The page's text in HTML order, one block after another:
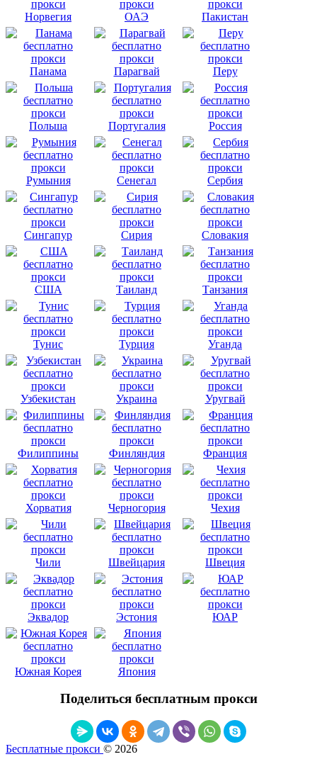
Норвегия ОАЭ Пакистан
Панама Парагвай Перу
Польша Португалия Россия
Румыния Сенегал Сербия
Сингапур Сирия Словакия
США Таиланд Танзания
Тунис Турция Уганда
Узбекистан Украина Уругвай
Филиппины Финляндия Франция
Хорватия Черногория Чехия
Чили Швейцария Швеция
Эквадор Эстония ЮАР
Южная Корея Япония
Поделиться бесплатным прокси
Бесплатные прокси © 2026